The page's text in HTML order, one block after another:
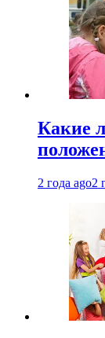
Какие
2 года ago2